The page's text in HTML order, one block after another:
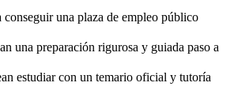
conseguir una plaza de empleo público
una preparación rigurosa y guiada paso a
estudiar con un temario oficial y tutoría